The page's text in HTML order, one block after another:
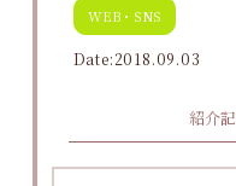
WEB・SNS
Date:2018.09.03
紹介